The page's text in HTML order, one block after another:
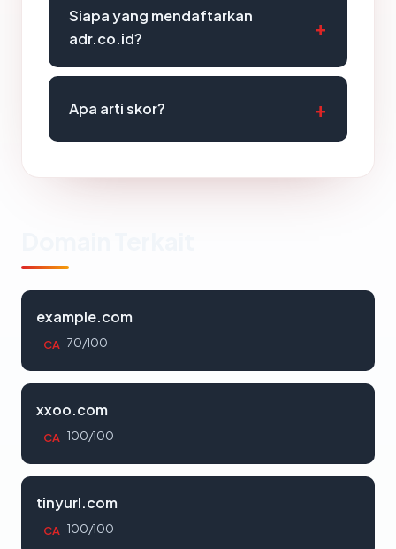
Siapa yang mendaftarkan
adr.co.id?
Apa arti skor?
example.com
CA 70/100
xxoo.com
CA 100/100
tinyurl.com
CA 100/100